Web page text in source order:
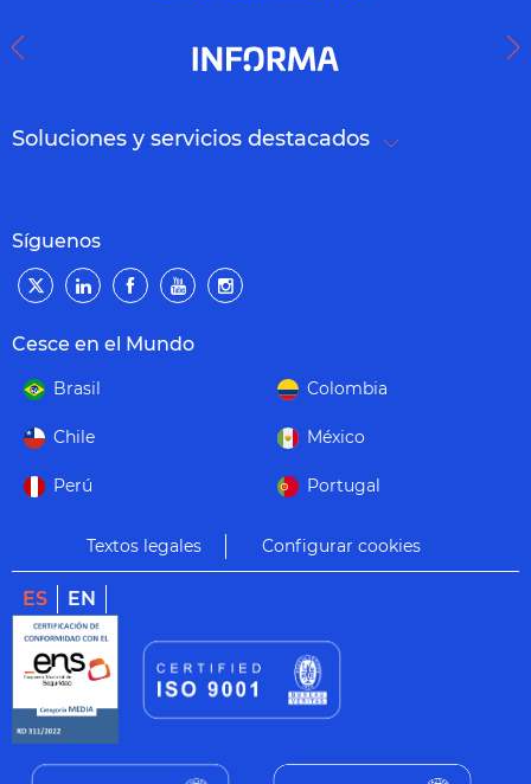
Soluciones y servicios destacados
Síguenos
Cesce en el Mundo
Brasil Colombia
Chile México
Perú Portugal
Textos legales Configurar cookies
ES EN